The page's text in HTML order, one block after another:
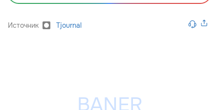
Источник Tjournal